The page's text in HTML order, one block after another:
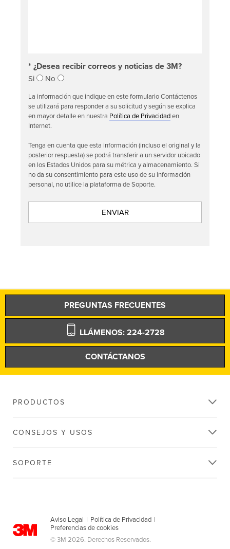
* ¿Desea recibir correos y noticias de 3M?
Si No
La información que indique en este formulario Contáctenos
se utilizará para responder a su solicitud y según se explica
en mayor detalle en nuestra Política de Privacidaden
Internet.
Tenga en cuenta que esta información (incluso el original y la
posterior respuesta) se podrá transferir a un servidor ubicado
en los Estados Unidos para su métrica y almacenamiento. Si
no da su consentimiento para este uso de su información
personal, no utilice la plataforma de Soporte.
PREGUNTAS FRECUENTES
LLÁMENOS: 224-2728
CONTÁCTANOS
PRODUCTOS
CONSEJOS Y USOS
SOPORTE
Aviso Legal | Política de Privacidad |
Preferencias de cookies
© 3M 2026. Derechos Reservados.